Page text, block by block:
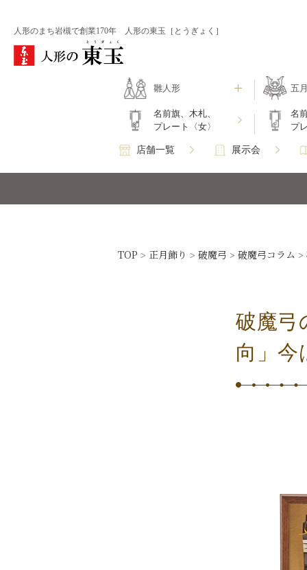
人形のまち岩槻で創業170年 人形の東玉［とうぎょく］
雛人形 五
名前旗、木札、
プレート〈女〉
名
プ
店舗一覧 展示会
TOP > 正月飾り > 破魔弓 > 破魔弓コラム >
破‌魔‌弓‌
向」‌今‌